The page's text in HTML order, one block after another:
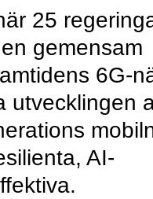
25
gemensam
6G-
utvecklingen
AI-